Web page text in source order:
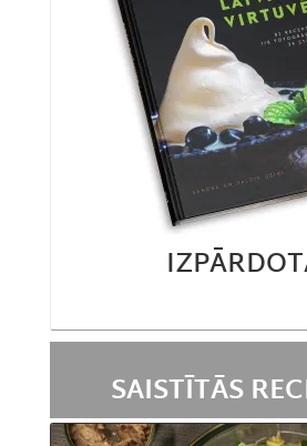
SAISTĪTĀS